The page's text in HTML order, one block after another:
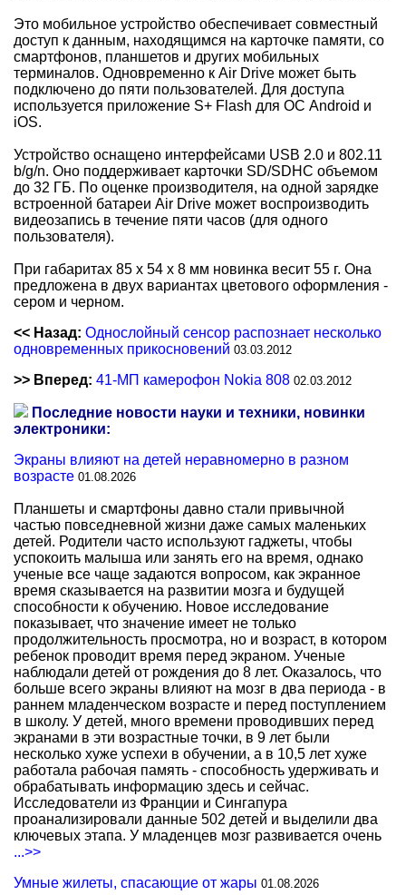
Это мобильное устройство обеспечивает совместный
доступ к данным, находящимся на карточке памяти, со
смартфонов, планшетов и других мобильных
терминалов. Одновременно к Air Drive может быть
подключено до пяти пользователей. Для доступа
используется приложение S+ Flash для ОС Android и
iOS.
Устройство оснащено интерфейсами USB 2.0 и 802.11
b/g/n. Оно поддерживает карточки SD/SDHC объемом
до 32 ГБ. По оценке производителя, на одной зарядке
встроенной батареи Air Drive может воспроизводить
видеозапись в течение пяти часов (для одного
пользователя).
При габаритах 85 x 54 x 8 мм новинка весит 55 г. Она
предложена в двух вариантах цветового оформления -
сером и черном.
<< Назад: Однослойный сенсор распознает несколько
одновременных прикосновений 03.03.2012
>> Вперед: 41-МП камерофон Nokia 808 02.03.2012
Последние новости науки и техники, новинки
электроники:
Экраны влияют на детей неравномерно в разном
возрасте 01.08.2026
Планшеты и смартфоны давно стали привычной
частью повседневной жизни даже самых маленьких
детей. Родители часто используют гаджеты, чтобы
успокоить малыша или занять его на время, однако
ученые все чаще задаются вопросом, как экранное
время сказывается на развитии мозга и будущей
способности к обучению. Новое исследование
показывает, что значение имеет не только
продолжительность просмотра, но и возраст, в котором
ребенок проводит время перед экраном. Ученые
наблюдали детей от рождения до 8 лет. Оказалось, что
больше всего экраны влияют на мозг в два периода - в
раннем младенческом возрасте и перед поступлением
в школу. У детей, много времени проводивших перед
экранами в эти возрастные точки, в 9 лет были
несколько хуже успехи в обучении, а в 10,5 лет хуже
работала рабочая память - способность удерживать и
обрабатывать информацию здесь и сейчас.
Исследователи из Франции и Сингапура
проанализировали данные 502 детей и выделили два
ключевых этапа. У младенцев мозг развивается очень
...>>
Умные жилеты, спасающие от жары 01.08.2026